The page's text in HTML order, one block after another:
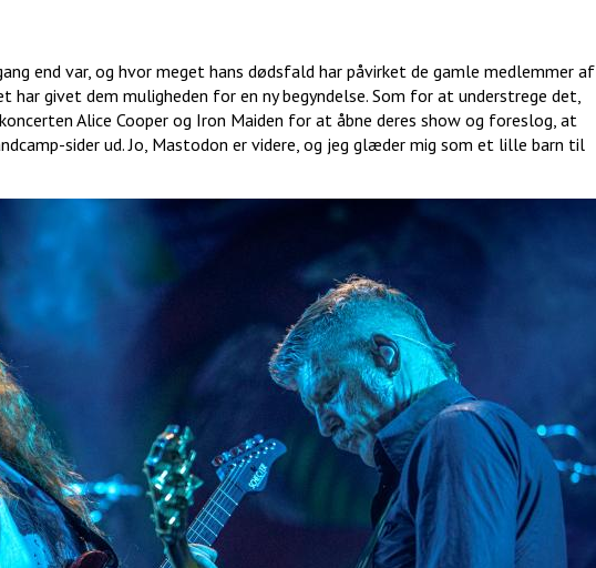
end var, og hvor meget hans dødsfald har påvirket de gamle medlemmer af
givet dem muligheden for en ny begyndelse. Som for at understrege det,
Alice Cooper og Iron Maiden for at åbne deres show og foreslog, at
sider ud. Jo, Mastodon er videre, og jeg glæder mig som et lille barn til